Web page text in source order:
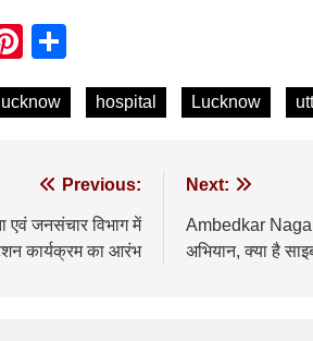
Pinterest
hospital Lucknow
Previous:
एवं जनसंचार विभाग में
कार्यक्रम का आरंभ
Next:
Ambedkar
अभियान, क्या है